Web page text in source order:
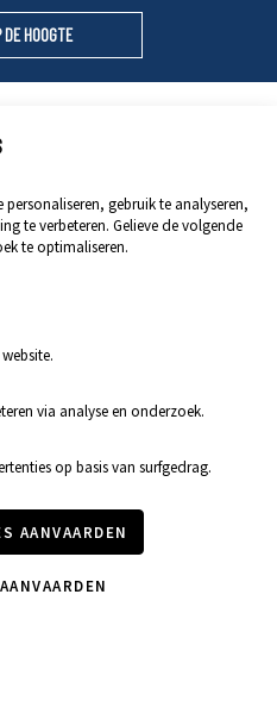
HOOGTE
Recente realisaties
gebruik te analyseren,
te verbeteren. Gelieve de volgende
te optimaliseren.
via analyse en onderzoek.
op basis van surfgedrag.
AANVAARDEN